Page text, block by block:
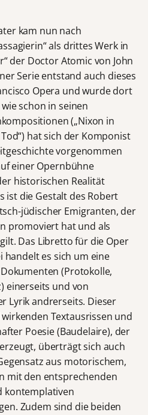
kam nun nach
als drittes Werk in
der Doctor Atomic von John
Serie entstand auch dieses
Opera und wurde dort
schon in seinen
(„Nixon in
hat sich der Komponist
vorgenommen
einer Opernbühne
historischen Realität
ist die Gestalt des Robert
jüdischer Emigranten, der
promoviert hat und als
Das Libretto für die Oper
handelt es sich um eine
(Protokolle,
einerseits und von
Lyrik andrerseits. Dieser
Textausrissen und
Poesie (Baudelaire), der
überträgt sich auch
aus motorischem,
mit den entsprechenden
kontemplativen
Zudem sind die beiden